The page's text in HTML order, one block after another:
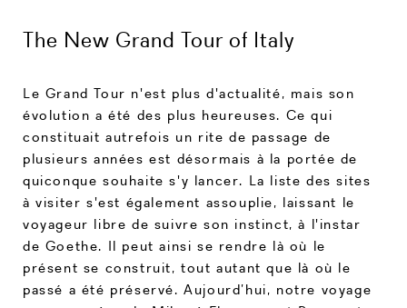
The New Grand Tour of Italy
Le Grand Tour n'est plus d'actualité, mais son
évolution a été des plus heureuses. Ce qui
constituait autrefois un rite de passage de
plusieurs années est désormais à la portée de
quiconque souhaite s'y lancer. La liste des sites
à visiter s'est également assouplie, laissant le
voyageur libre de suivre son instinct, à l'instar
de Goethe. Il peut ainsi se rendre là où le
présent se construit, tout autant que là où le
passé a été préservé. Aujourd’hui, notre voyage